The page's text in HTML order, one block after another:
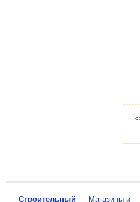
— Строительный — Магазины и